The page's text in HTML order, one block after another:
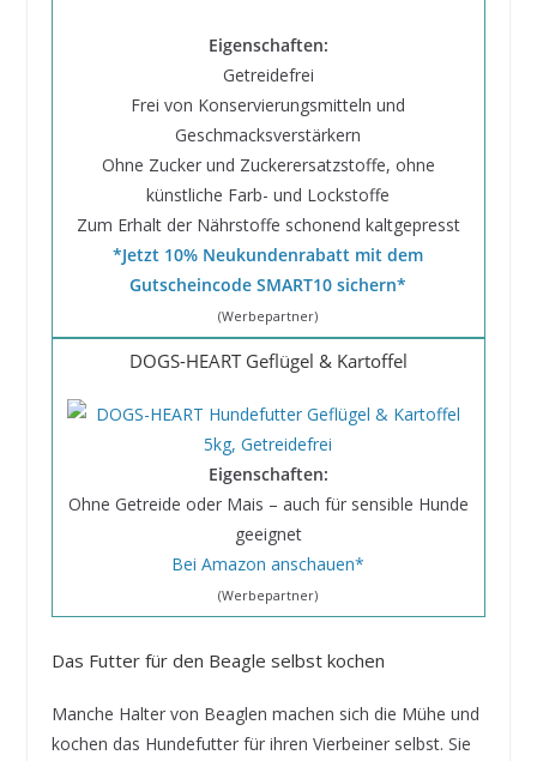
Eigenschaften:
Getreidefrei
Frei von Konservierungsmitteln und
Geschmacksverstärkern
Ohne Zucker und Zuckerersatzstoffe, ohne
künstliche Farb- und Lockstoffe
Zum Erhalt der Nährstoffe schonend kaltgepresst
*Jetzt 10% Neukundenrabatt mit dem
Gutscheincode SMART10 sichern*
(Werbepartner)
DOGS-HEART Geflügel & Kartoffel
Eigenschaften:
Ohne Getreide oder Mais – auch für sensible Hunde
geeignet
Bei Amazon anschauen*
(Werbepartner)
Das Futter für den Beagle selbst kochen
Manche Halter von Beaglen machen sich die Mühe und
kochen das Hundefutter für ihren Vierbeiner selbst. Sie